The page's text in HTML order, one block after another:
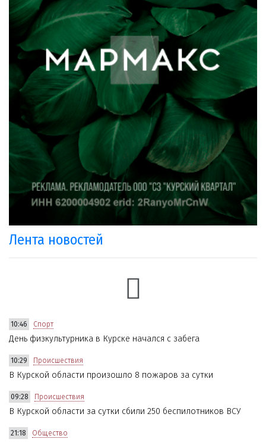
Лента новостей
10:46 Спорт
День физкультурника в Курске начался с забега
10:29 Происшествия
В Курской области произошло 8 пожаров за сутки
09:28 Происшествия
В Курской области за сутки сбили 250 беспилотников ВСУ
21:18 Общество